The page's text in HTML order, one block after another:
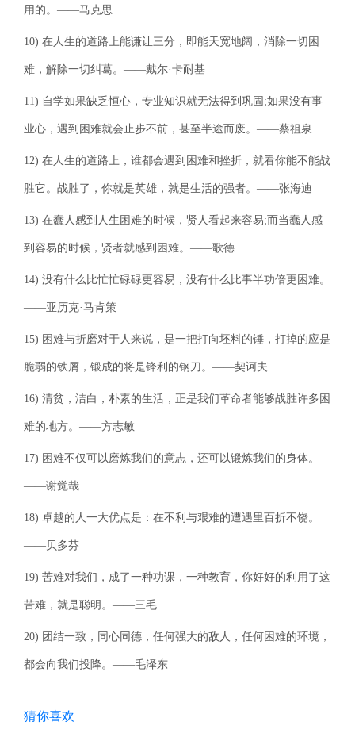
用的。——马克思
10) 在人生的道路上能谦让三分，即能天宽地阔，消除一切困
难，解除一切纠葛。——戴尔·卡耐基
11) 自学如果缺乏恒心，专业知识就无法得到巩固;如果没有事
业心，遇到困难就会止步不前，甚至半途而废。——蔡祖泉
12) 在人生的道路上，谁都会遇到困难和挫折，就看你能不能战
胜它。战胜了，你就是英雄，就是生活的强者。——张海迪
13) 在蠢人感到人生困难的时候，贤人看起来容易;而当蠢人感
到容易的时候，贤者就感到困难。——歌德
14) 没有什么比忙忙碌碌更容易，没有什么比事半功倍更困难。
——亚历克·马肯策
15) 困难与折磨对于人来说，是一把打向坯料的锤，打掉的应是
脆弱的铁屑，锻成的将是锋利的钢刀。——契诃夫
16) 清贫，洁白，朴素的生活，正是我们革命者能够战胜许多困
难的地方。——方志敏
17) 困难不仅可以磨炼我们的意志，还可以锻炼我们的身体。
——谢觉哉
18) 卓越的人一大优点是：在不利与艰难的遭遇里百折不饶。
——贝多芬
19) 苦难对我们，成了一种功课，一种教育，你好好的利用了这
苦难，就是聪明。——三毛
20) 团结一致，同心同德，任何强大的敌人，任何困难的环境，
都会向我们投降。——毛泽东
猜你喜欢